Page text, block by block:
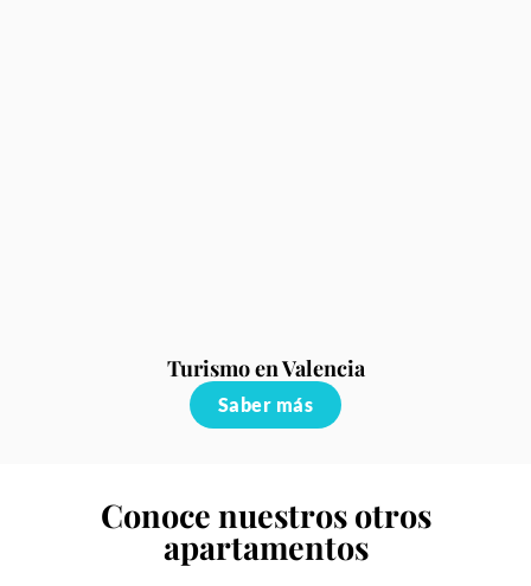
Turismo en Valencia
Saber más
Conoce nuestros otros
apartamentos